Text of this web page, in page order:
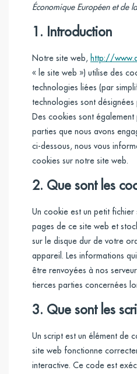
Économique Européen et de
1. Introduction
Notre site web, http://
« le site web ») utilise des
technologies liées (par
technologies sont
Des cookies sont
parties que nous avons
ci-dessous, nous vous
cookies sur notre site web.
2. Que sont les
Un cookie est un petit fichier
pages de ce site web et
sur le disque dur de votre
appareil. Les informations
être renvoyées à nos
tierces parties concernées
3. Que sont les
Un script est un élément de
site web fonctionne
interactive. Ce code est